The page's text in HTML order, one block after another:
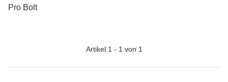
Pro Bolt
Artikel 1 - 1 von 1